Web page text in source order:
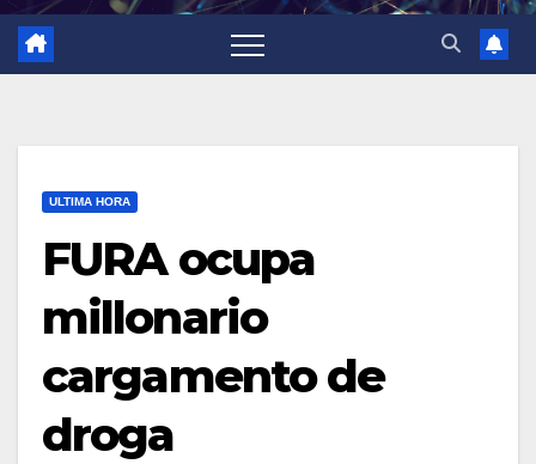
ULTIMA HORA
FURA ocupa
millonario
cargamento de
droga